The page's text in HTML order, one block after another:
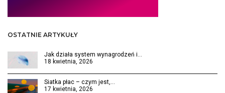
OSTATNIE ARTYKUŁY
Jak działa system wynagrodzeń i…
18 kwietnia, 2026
Siatka płac – czym jest,…
17 kwietnia, 2026